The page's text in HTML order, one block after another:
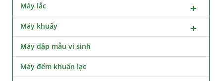
Máy lắc
Máy khuấy
Máy dập mẫu vi sinh
Máy đếm khuẩn lạc